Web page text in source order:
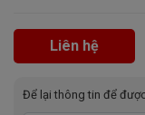
Liên hệ
Để lại thông tin để